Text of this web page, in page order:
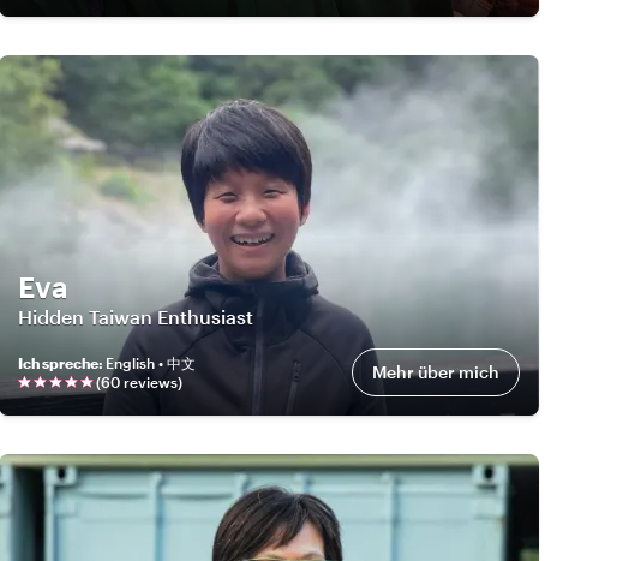
Eva
Hidden Taiwan Enthusiast
Ich spreche: English • 中文
(60 reviews) Mehr über mich